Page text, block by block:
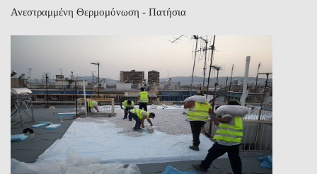
Ανεστραμμένη Θερμομόνωση - Πατήσια